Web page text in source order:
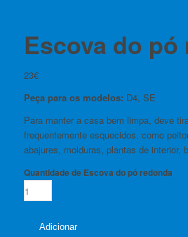
Escova do pó
23€
Peça para os modelos: D4, SE
Para manter a casa bem limpa, deve
frequentemente esquecidos, como
abajures, molduras, plantas de interior,
Quantidade de Escova do pó redonda
Adicionar